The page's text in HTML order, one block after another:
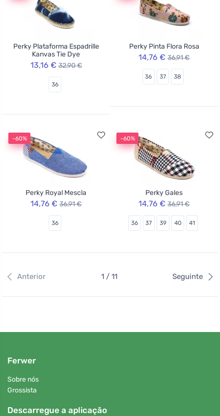
Perky Plataforma Espadrille
Kanvas Tie Dye
13,16 € 32,90 €
36
Perky Pinta Flora Rosa
14,76 € 36,91 €
36 37 38
-60%
Perky Royal Mescla
14,76 € 36,91 €
36
-60%
Perky Gales
14,76 € 36,91 €
36 37 39 40 41
Anterior 1 / 11 Seguinte
Ferwer
Sobre nós
Grossista
Descarregue a aplicação